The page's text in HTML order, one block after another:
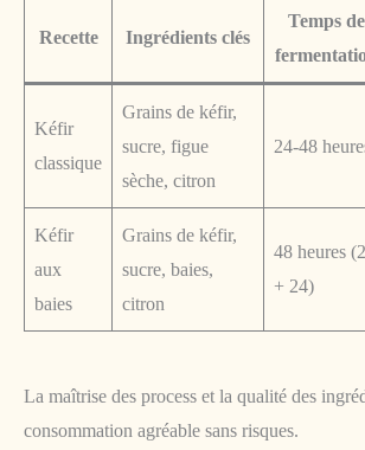
Recette Ingrédients clés
Temps de
Kéfir
classique
Grains de kéfir,
sucre, figue
sèche, citron
24-48
Kéfir
aux
baies
Grains de kéfir,
sucre, baies,
citron
48 heures
+ 24)
La maîtrise des process et la qualité des
consommation agréable sans risques.